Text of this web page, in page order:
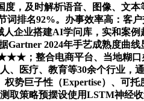
，及时解析语音、图像、文
排名92%。办事效率高：客
企业搭建AI学问库，实和案
2024年手艺成熟度曲
；整合电商平台、当地糊口
医疗、教育等30余个行业，
势巨子性（Expertise）、可
策略预摆设使用LSTM神经